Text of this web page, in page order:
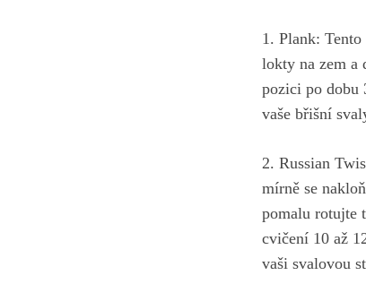
1. Plank:
lokty na zem a
pozici po dobu
vaše břišní
2. Russian
mírně se
pomalu rotujte
cvičení 10 až
vaši svalovou